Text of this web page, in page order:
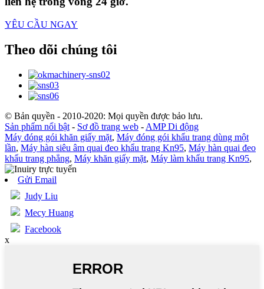
YÊU CẦU NGAY
Theo dõi chúng tôi
© Bản quyền - 2010-2020: Mọi quyền được bảo lưu.
Sản phẩm nổi bật - Sơ đồ trang web - AMP Di động
Máy đóng gói khăn giấy mặt, Máy đóng gói khẩu trang dùng một
lần, Máy hàn siêu âm quai đeo khẩu trang Kn95, Máy hàn quai đeo
khẩu trang phẳng, Máy khăn giấy mặt, Máy làm khẩu trang Kn95,
Gửi Email
Judy Liu
Mecy Huang
Facebook
x